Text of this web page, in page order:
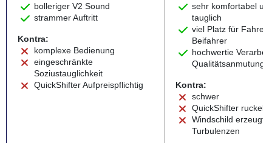
bolleriger V2 Sound
strammer Auftritt
Kontra:
komplexe Bedienung
eingeschränkte
Soziustauglichkeit
QuickShifter Aufpreispflichtig
sehr komfortabel
tauglich
viel Platz für Fahrer
Beifahrer
hochwertie
Qualitätsanmutung
Kontra:
schwer
QuickShifter ruckelig
Windschild erzeugt
Turbulenzen